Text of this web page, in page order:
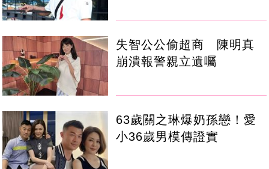
失智公公偷超商 陳明真
崩潰報警親立遺囑
63歲關之琳爆奶孫戀！愛
小36歲男模傳證實